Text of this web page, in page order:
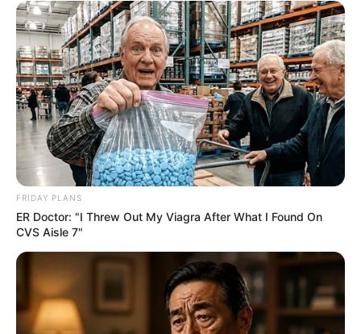
Політика
Спорт
Схеми
[wp-rss-aggregator id="2"]
Ви пропустили
FRIDAY PLANS
ER Doctor: "I Threw Out My Viagra After What I Found On
CVS Aisle 7"